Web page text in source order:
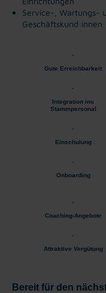
Service-, Wartungs-
Geschäftskund:innen
Gute Erreichbarkeit
Integration ins
Stammpersonal
Einschulung
Onboarding
Coaching-Angebote
Attraktive Vergütung
Bereit für den